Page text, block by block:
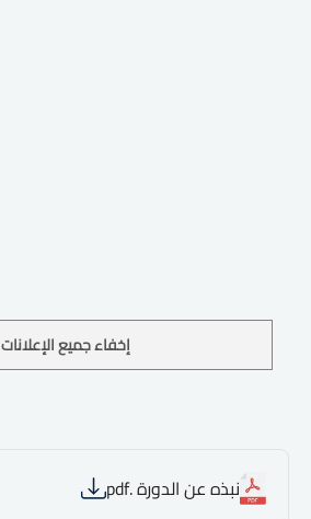
إخفاء جميع الإعلانات
نبذه عن الدورة .pdf